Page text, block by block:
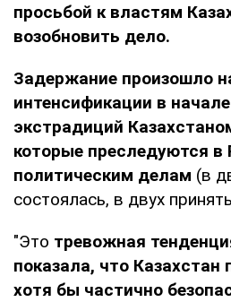
просьбой к властям
возобновить дело.
Задержание произошло
интенсификации в
экстрадиций
которые преследуются в
политическим делам (в
состоялась, в двух
"Это тревожная
показала, что Казахстан
хотя бы частично